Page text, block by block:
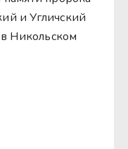
и Угличский
Никольском